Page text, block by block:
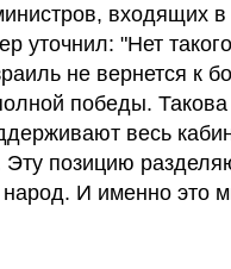
входящих
уточнил: "Нет
не вернется к
победы.
весь
Эту позицию
И именно это